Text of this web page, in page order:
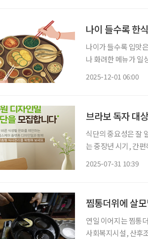
나이 들수록 한
나이가 들수록 입맛
나 화려한 메뉴가 일
2025-12-01 06:00
브라보 독자 대
식단의 중요성은 잘
는 중장년 시기, 간
2025-07-31 10:39
찜통더위에 살
연일 이어지는 찜통
사회복지시설, 산후